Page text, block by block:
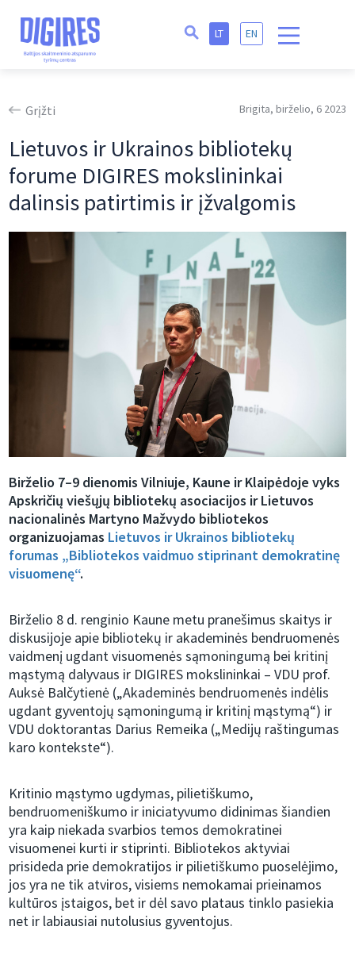
LT EN
Grįžti Brigita, birželio, 6 2023
Lietuvos ir Ukrainos bibliotekų
forume DIGIRES mokslininkai
dalinsis patirtimis ir įžvalgomis
Birželio 7–9 dienomis Vilniuje, Kaune ir Klaipėdoje vyks
Apskričių viešųjų bibliotekų asociacijos ir Lietuvos
nacionalinės Martyno Mažvydo bibliotekos
organizuojamas Lietuvos ir Ukrainos bibliotekų
forumas „Bibliotekos vaidmuo stiprinant demokratinę
visuomenę“.
Birželio 8 d. renginio Kaune metu pranešimus skaitys ir
diskusijoje apie bibliotekų ir akademinės bendruomenės
vaidmenį ugdant visuomenės sąmoningumą bei kritinį
mąstymą dalyvaus ir DIGIRES mokslininkai – VDU prof.
Auksė Balčytienė („Akademinės bendruomenės indėlis
ugdant gyventojų sąmoningumą ir kritinį mąstymą“) ir
VDU doktorantas Darius Remeika („Medijų raštingumas
karo kontekste“).
Kritinio mąstymo ugdymas, pilietiškumo,
bendruomeniškumo ir iniciatyvumo didinimas šiandien
yra kaip niekada svarbios temos demokratinei
visuomenei kurti ir stiprinti. Bibliotekos aktyviai
prisideda prie demokratijos ir pilietiškumo puoselėjimo,
jos yra ne tik atviros, visiems nemokamai prieinamos
kultūros įstaigos, bet ir dėl savo plataus tinklo pasiekia
net ir labiausiai nutolusius gyventojus.